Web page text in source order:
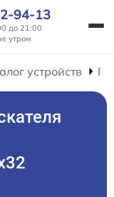
94-13
до 21:00
утром
устройств